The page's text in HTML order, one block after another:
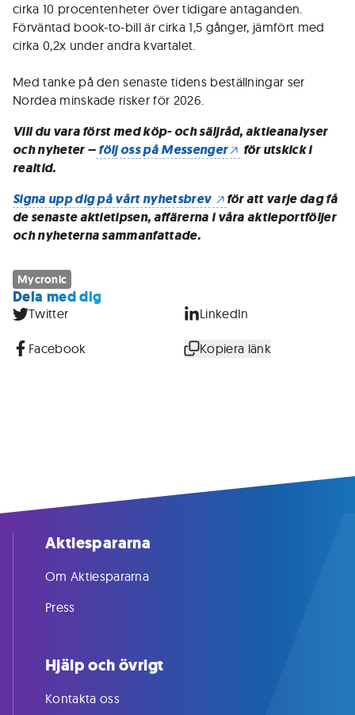
cirka 10 procentenheter över tidigare antaganden.
Förväntad book-to-bill är cirka 1,5 gånger, jämfört med
cirka 0,2x under andra kvartalet.
Med tanke på den senaste tidens beställningar ser
Nordea minskade risker för 2026.
Vill du vara först med köp- och säljråd, aktieanalyser
och nyheter –följ oss på Messenger
för utskick i
realtid.
Signa upp dig på vårt nyhetsbrev
för att varje dag få
de senaste aktietipsen, affärerna i våra aktieportföljer
och nyheterna sammanfattade.
Mycronic
Dela med dig
Twitter LinkedIn
Facebook Kopiera länk
Aktiespararna
Om Aktiespararna
Press
Hjälp och övrigt
Kontakta oss